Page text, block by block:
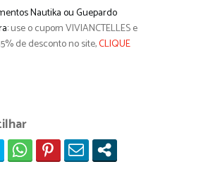
Nautika ou Guepardo
use o cupom VIVIANCTELLES e
de desconto no site,CLIQUE